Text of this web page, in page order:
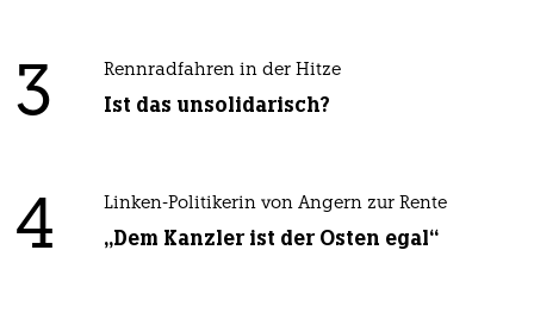
3 Rennradfahren in der Hitze
Ist das unsolidarisch?
4 Linken-Politikerin von Angern zur Rente
„Dem Kanzler ist der Osten egal“